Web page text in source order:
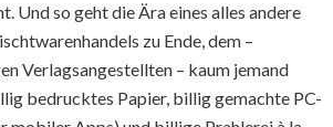
Und so geht die Ära eines alles andere
zu Ende, dem –
Verlagsangestellten – kaum jemand
bedrucktes Papier, billig gemachte PC-